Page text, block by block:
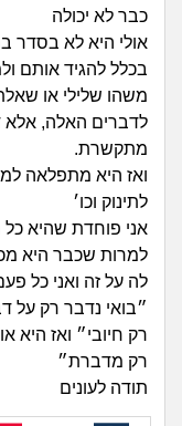
כבר לא יכולה
אולי היא לא
בכלל להגיד אותם
משהו שלילי או
לדברים האלה, אלא
מתקשרת.
ואז היא מתפלאה
לתינוק וכו׳
אני פוחדת שהיא כל
למרות שכבר היא
לה על זה ואני כל
״בואי נדבר רק על
רק חיובי״ ואז
רק מדברת״
תודה לעונים